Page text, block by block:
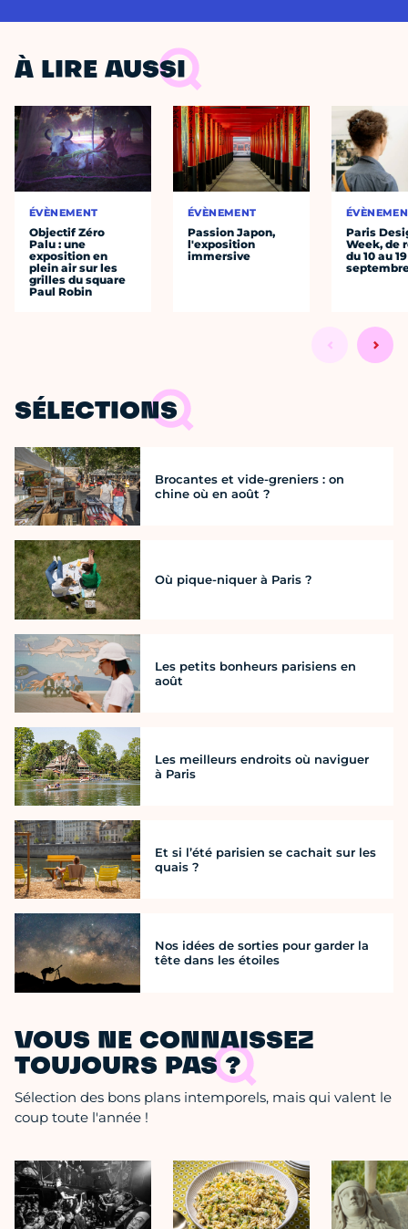
À LIRE AUSSI
ÉVÈNEMENT
Objectif Zéro
Palu : une
exposition en
plein air sur les
grilles du square
Paul Robin
ÉVÈNEMENT
Passion Japon,
l'exposition
immersive
Paris
Week, de
du 10 au 19
SÉLECTIONS
Brocantes et vide-greniers : on
chine où en août ?
Où pique-niquer à Paris ?
Les petits bonheurs parisiens en
août
Les meilleurs endroits où naviguer
à Paris
Et si l’été parisien se cachait sur les
quais ?
Nos idées de sorties pour garder la
tête dans les étoiles
VOUS NE CONNAISSEZ
TOUJOURS PAS ?
Sélection des bons plans intemporels, mais qui valent le
coup toute l'année !